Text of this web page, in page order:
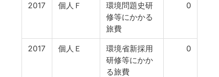
2017 個人Ｆ
環境問題史研
修等にかかる
旅費
0
2017 個人Ｅ
環境省新採用
研修等にかか
る旅費
0